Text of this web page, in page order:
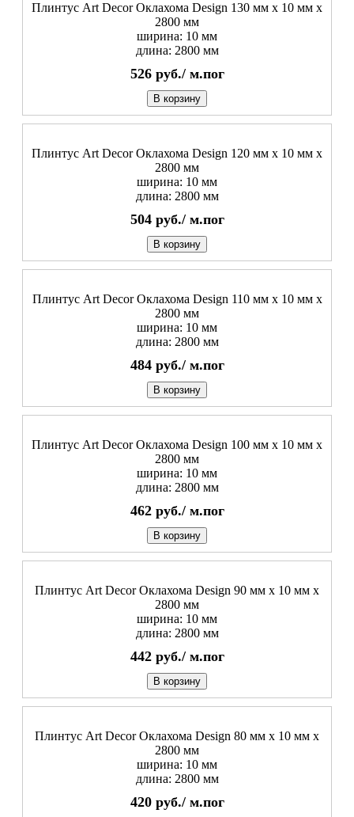
Плинтус Art Decor Оклахома Design 130 мм х 10 мм х
2800 мм
ширина: 10 мм
длина: 2800 мм
526 руб./ м.пог
В корзину
Плинтус Art Decor Оклахома Design 120 мм х 10 мм х
2800 мм
ширина: 10 мм
длина: 2800 мм
504 руб./ м.пог
В корзину
Плинтус Art Decor Оклахома Design 110 мм х 10 мм х
2800 мм
ширина: 10 мм
длина: 2800 мм
484 руб./ м.пог
В корзину
Плинтус Art Decor Оклахома Design 100 мм х 10 мм х
2800 мм
ширина: 10 мм
длина: 2800 мм
462 руб./ м.пог
В корзину
Плинтус Art Decor Оклахома Design 90 мм х 10 мм х
2800 мм
ширина: 10 мм
длина: 2800 мм
442 руб./ м.пог
В корзину
Плинтус Art Decor Оклахома Design 80 мм х 10 мм х
2800 мм
ширина: 10 мм
длина: 2800 мм
420 руб./ м.пог